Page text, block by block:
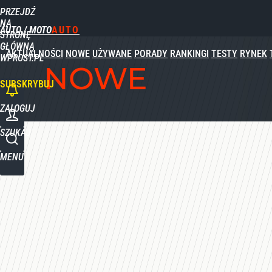
PRZEJDŹ
NA
STRONĘ
GŁÓWNĄ
WPROST.PL
AUTO / MOTO
AKTUALNOŚCI NOWE UŻYWANE PORADY RANKINGI TESTY RYNEK
SUBSKRYBUJ
ZALOGUJ
SZUKAJ
MENU
NOWE